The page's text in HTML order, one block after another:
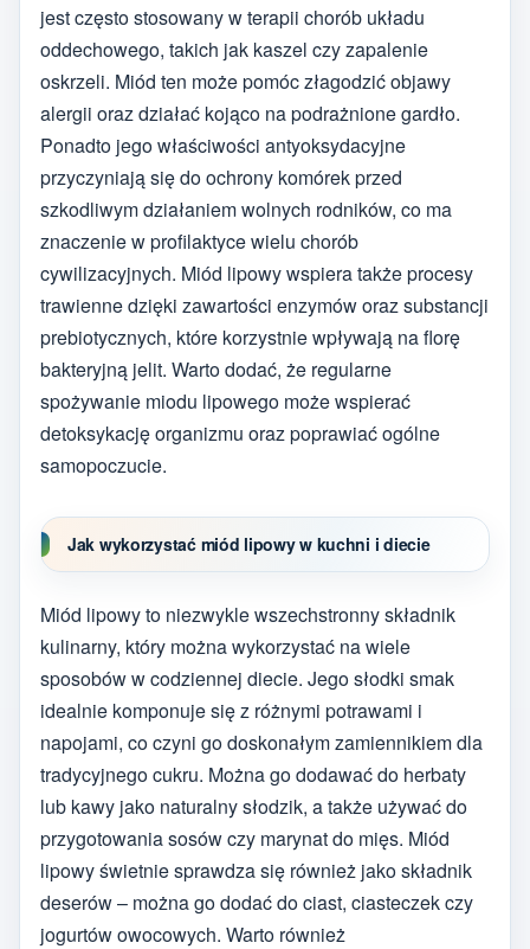
jest często stosowany w terapii chorób układu
oddechowego, takich jak kaszel czy zapalenie
oskrzeli. Miód ten może pomóc złagodzić objawy
alergii oraz działać kojąco na podrażnione gardło.
Ponadto jego właściwości antyoksydacyjne
przyczyniają się do ochrony komórek przed
szkodliwym działaniem wolnych rodników, co ma
znaczenie w profilaktyce wielu chorób
cywilizacyjnych. Miód lipowy wspiera także procesy
trawienne dzięki zawartości enzymów oraz substancji
prebiotycznych, które korzystnie wpływają na florę
bakteryjną jelit. Warto dodać, że regularne
spożywanie miodu lipowego może wspierać
detoksykację organizmu oraz poprawiać ogólne
samopoczucie.
Jak wykorzystać miód lipowy w kuchni i diecie
Miód lipowy to niezwykle wszechstronny składnik
kulinarny, który można wykorzystać na wiele
sposobów w codziennej diecie. Jego słodki smak
idealnie komponuje się z różnymi potrawami i
napojami, co czyni go doskonałym zamiennikiem dla
tradycyjnego cukru. Można go dodawać do herbaty
lub kawy jako naturalny słodzik, a także używać do
przygotowania sosów czy marynat do mięs. Miód
lipowy świetnie sprawdza się również jako składnik
deserów – można go dodać do ciast, ciasteczek czy
jogurtów owocowych. Warto również